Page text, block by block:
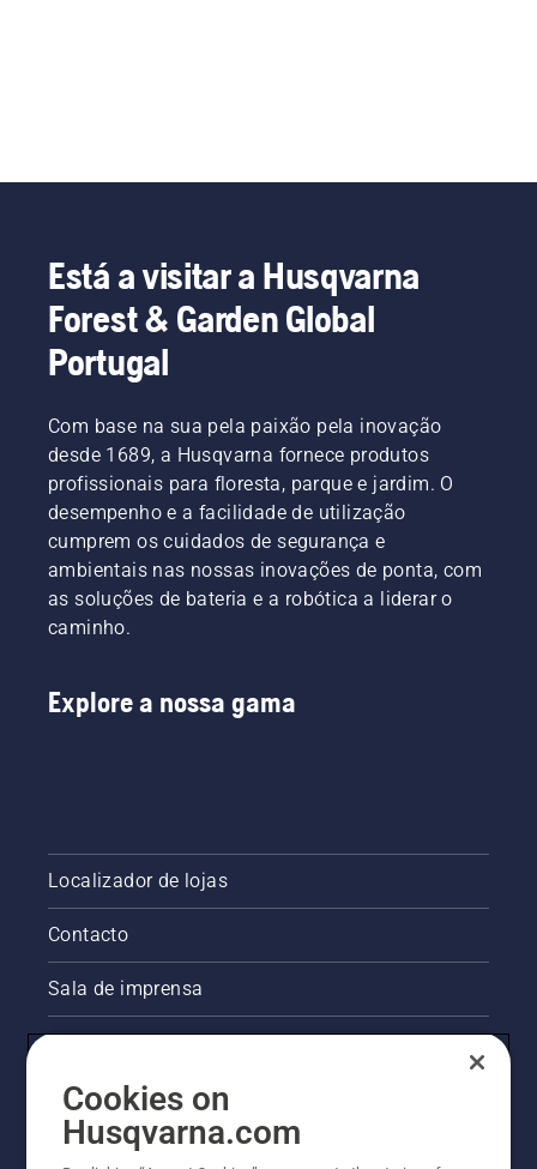
Está a visitar a Husqvarna
Forest & Garden Global
Portugal
Com base na sua pela paixão pela inovação
desde 1689, a Husqvarna fornece produtos
profissionais para floresta, parque e jardim. O
desempenho e a facilidade de utilização
cumprem os cuidados de segurança e
ambientais nas nossas inovações de ponta, com
as soluções de bateria e a robótica a liderar o
caminho.
Explore a nossa gama
Localizador de lojas
Contacto
Sala de imprensa
Outros websites da Husqvarna
A abordagem da Husqvarna à sustentabilidade
Cookies on
Husqvarna.com